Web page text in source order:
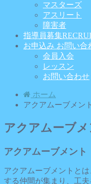
マスターズ
アスリート
障害者
指導員募集
お申込み お問い合
会員入会
レッスン
お問い合わせ
ホーム
アクアムーブメン
アクアムーブ
アクアムーブメント
アクアムーブメントと
する仲間が集まり、工